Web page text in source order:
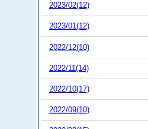
2023/02(12)
2023/01(12)
2022/12(10)
2022/11(14)
2022/10(17)
2022/09(10)